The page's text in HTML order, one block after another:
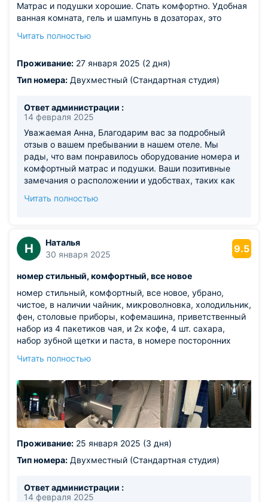
ближайшее время. С нетерпением ждем вас снова
— обещаем, что ваш следующий визит будет еще
бронирования Алина
Матрас и подушки хорошие. Спать комфортно. Удобная
ванная комната, гель и шампунь в дозаторах, это
минуты. Тихая улица. Рядом Пятёрочка, Акус вилл и
немного покачивается. Одно одеяло для двоих не
всегда удобно. Номер небольшой и выполнен в темных
Читать полностью
Проживание: 27 января 2025 (2 дня)
Тип номера: Двухместный (Стандартная студия)
Ответ администрации :
14 февраля 2025
Уважаемая Анна, Благодарим вас за подробный
отзыв о вашем пребывании в нашем отеле. Мы
рады, что вам понравилось оборудование номера и
комфортный матрас и подушки. Ваши позитивные
замечания о расположении и удобствах, таких как
Мы также обязательно примем во внимание ваши
предложения помогут нам создать еще более
комфортные условия для наших гостей. Будем рады
видеть вас снова в нашем отеле! С уважением,
Руководитель отдела бронирования Алина
Читать полностью
Н
Наталья
30 января 2025
9.5
номер стильный, комфортный, все новое
номер стильный, комфортный, все новое, убрано,
чистое, в наличии чайник, микроволновка, холодильник,
фен, столовые приборы, кофемашина, приветственный
набор из 4 пакетиков чая, и 2х кофе, 4 шт. сахара,
набор зубной щетки и паста, в номере посторонних
матрасы новые удобные, белье белое, свежее, в целом
понравилось жидкое мыло для рук, душистое и
приятный аромат
Из недостатков: номер был арендован с 2х спальной
кроватью, фактически были сдвинуты две
либо на одной либо на другой, хотелось спать на одной
широкой кровати. Если в номер заезжает пара, то
было, что окончательная оплата при заселении,
фактически до, поэтому информация не верная,
Читать полностью
Проживание: 25 января 2025 (3 дня)
Тип номера: Двухместный (Стандартная студия)
Ответ администрации :
14 февраля 2025